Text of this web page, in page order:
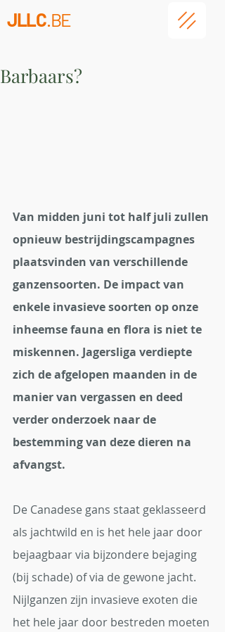
JLLC.BE
Barbaars?
Van midden juni tot half juli zullen
opnieuw bestrijdingscampagnes
plaatsvinden van verschillende
ganzensoorten. De impact van
enkele invasieve soorten op onze
inheemse fauna en flora is niet te
miskennen. Jagersliga verdiepte
zich de afgelopen maanden in de
manier van vergassen en deed
verder onderzoek naar de
bestemming van deze dieren na
afvangst.
De Canadese gans staat geklasseerd
als jachtwild en is het hele jaar door
bejaagbaar via bijzondere bejaging
(bij schade) of via de gewone jacht.
Nijlganzen zijn invasieve exoten die
het hele jaar door bestreden moeten